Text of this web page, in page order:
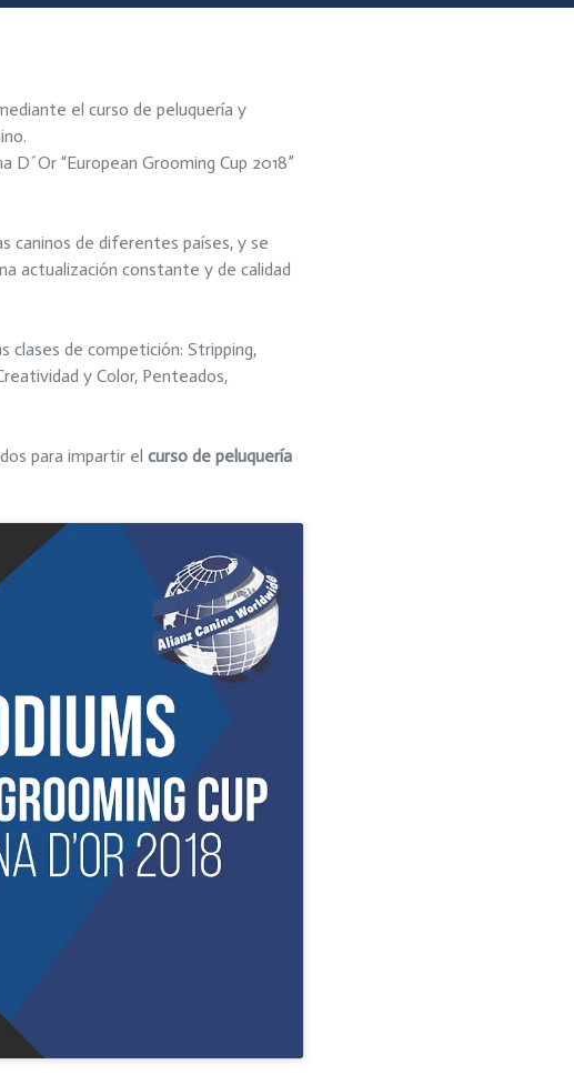
el curso de peluquería y
D´Or “European Grooming Cup 2018”
caninos de diferentes países, y se
actualización constante y de calidad
clases de competición: Stripping,
y Color, Penteados,
para impartir el curso de peluquería